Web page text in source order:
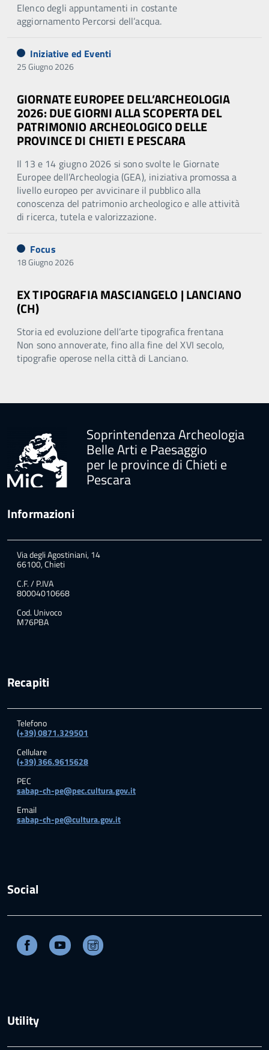
Elenco degli appuntamenti in costante
aggiornamento Percorsi dell’acqua.
Iniziative ed Eventi
25 Giugno 2026
GIORNATE EUROPEE DELL’ARCHEOLOGIA
2026: DUE GIORNI ALLA SCOPERTA DEL
PATRIMONIO ARCHEOLOGICO DELLE
PROVINCE DI CHIETI E PESCARA
Il 13 e 14 giugno 2026 si sono svolte le Giornate
Europee dell’Archeologia (GEA), iniziativa promossa a
livello europeo per avvicinare il pubblico alla
conoscenza del patrimonio archeologico e alle attività
di ricerca, tutela e valorizzazione.
Focus
18 Giugno 2026
EX TIPOGRAFIA MASCIANGELO | LANCIANO
(CH)
Storia ed evoluzione dell’arte tipografica frentana
Non sono annoverate, fino alla fine del XVI secolo,
tipografie operose nella città di Lanciano.
Soprintendenza Archeologia
Belle Arti e Paesaggio
per le province di Chieti e
Pescara
Informazioni
Via degli Agostiniani, 14
66100, Chieti
C.F. / P.IVA
80004010668
Cod. Univoco
M76PBA
Recapiti
Telefono
(+39) 0871.329501
Cellulare
(+39) 366.9615628
PEC
sabap-ch-pe@pec.cultura.gov.it
Email
sabap-ch-pe@cultura.gov.it
Social
Facebook Youtube
Utility